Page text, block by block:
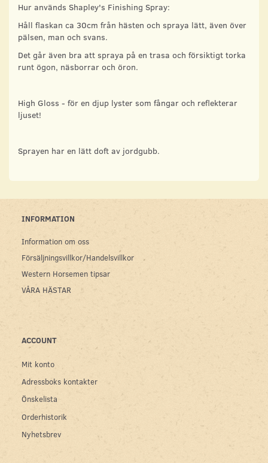
Hur används Shapley's Finishing Spray:
Håll flaskan ca 30cm från hästen och spraya lätt, även över
pälsen, man och svans.
Det går även bra att spraya på en trasa och försiktigt torka
runt ögon, näsborrar och öron.
High Gloss - för en djup lyster som fångar och reflekterar
ljuset!
Sprayen har en lätt doft av jordgubb.
INFORMATION
Information om oss
Försäljningsvillkor/Handelsvillkor
Western Horsemen tipsar
VÅRA HÄSTAR
ACCOUNT
Mit konto
Adressboks kontakter
Önskelista
Orderhistorik
Nyhetsbrev